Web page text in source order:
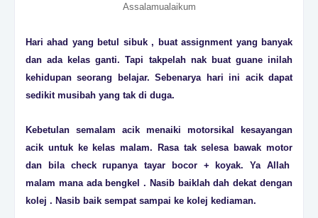
Assalamualaikum
Hari ahad yang betul sibuk , buat assignment yang banyak
dan ada kelas ganti. Tapi takpelah nak buat guane inilah
kehidupan seorang belajar. Sebenarya hari ini acik dapat
sedikit musibah yang tak di duga.
Kebetulan semalam acik menaiki motorsikal kesayangan
acik untuk ke kelas malam. Rasa tak selesa bawak motor
dan bila check rupanya tayar bocor + koyak. Ya Allah
malam mana ada bengkel . Nasib baiklah dah dekat dengan
kolej . Nasib baik sempat sampai ke kolej kediaman.